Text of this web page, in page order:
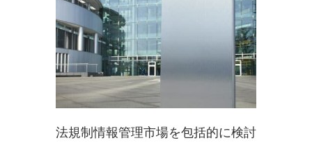
法規制情報管理市場を包括的に検討